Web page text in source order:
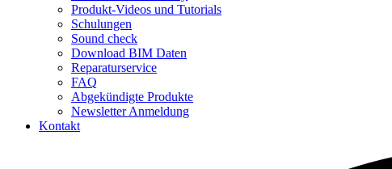
Produkt-Videos und Tutorials
Schulungen
Sound check
Download BIM Daten
Reparaturservice
FAQ
Abgekündigte Produkte
Newsletter Anmeldung
Kontakt